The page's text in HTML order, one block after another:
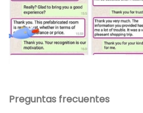
Preguntas frecuentes